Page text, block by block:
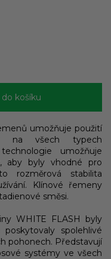
košíku
umožňuje použití
na všech typech
umožňuje
aby byly vhodné pro
rozměrová stabilita
Klínové řemeny
směsi.
WHITE FLASH byly
spolehlivé
pohonech. Představují
systémy ve všech